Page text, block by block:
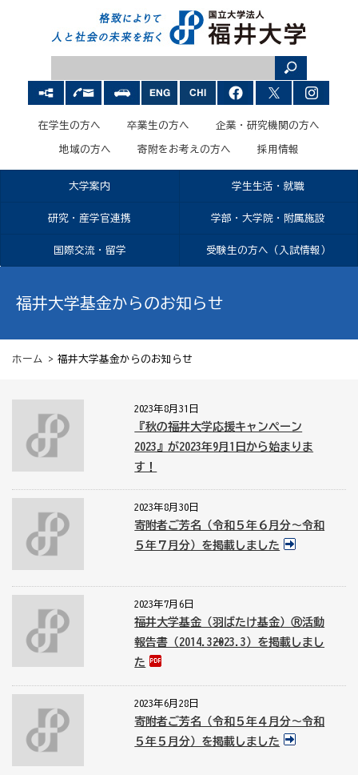
在学生の方へ 卒業生の方へ 企業・研究機関の方へ
地域の方へ 寄附をお考えの方へ 採用情報
大学案内 学生生活・就職
研究・産学官連携 学部・大学院・附属施設
国際交流・留学 受験生の方へ（入試情報）
福井大学基金からのお知らせ
ホーム > 福井大学基金からのお知らせ
2023年8月31日
『秋の福井大学応援キャンペーン
2023』が2023年9月1日から始まりま
す！
2023年8月30日
寄附者ご芳名（令和５年６月分～令和
５年７月分）を掲載しました
2023年7月6日
福井大学基金（羽ばたけ基金）Ⓡ活動
報告書（2014.3→2023.3）を掲載しまし
た
2023年6月28日
寄附者ご芳名（令和５年４月分～令和
５年５月分）を掲載しました